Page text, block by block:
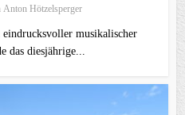
Anton Hötzelsperger
musikalischer
das diesjährige...